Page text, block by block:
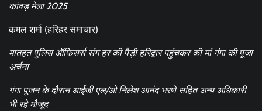
कांवड़ मेला 2025
कमल शर्मा (हरिहर समाचार)
मातहत पुलिस ऑफिसर्स संग हर की पैड़ी हरिद्वार पहुंचकर की मां गंगा की पूजा
अर्चना
गंगा पूजन के दौरान आईजी एल/ओ निलेश आनंद भरणे सहित अन्य अधिकारी
भी रहे मौजूद